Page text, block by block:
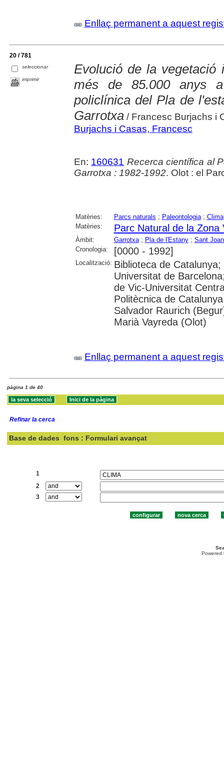
Enllaç permanent a aquest
20 / 781
seleccionar
imprimir
Evolució de la vegetació
més de 85.000 anys
policlínica del Pla de
Garrotxa/ Francesc Burjachs i
Burjachs i Casas, Francesc
En: 160631 Recerca científica al
Garrotxa : 1982-1992. Olot : el
Matèries: Parcs naturals ; Paleontologia; Clima
Matèries:
Parc Natural de la Zona
Àmbit: Garrotxa; Pla de l'Estany; Sant
Cronologia:
[0000 - 1992]
Localització: Biblioteca de
Universitat de
de Vic-Universitat
Politècnica de
Salvador Raurich
Marià Vayreda (Olot)
Enllaç permanent a aquest
pàgina 1 de 40
Refinar la cerca
Base de dades fons : Formulari avançat
1
2
3